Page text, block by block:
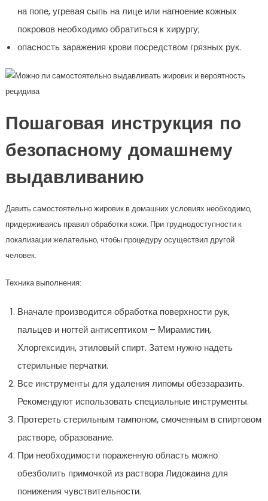
на попе, угревая сыпь на лице или нагноение кожных
покровов необходимо обратиться к хирургу;
опасность заражения крови посредством грязных рук.
Пошаговая инструкция по
безопасному домашнему
выдавливанию
Давить самостоятельно жировик в домашних условиях необходимо,
придерживаясь правил обработки кожи. При труднодоступности к
локализации желательно, чтобы процедуру осуществил другой
человек.
Техника выполнения:
Вначале производится обработка поверхности рук,
пальцев и ногтей антисептиком – Мирамистин,
Хлоргексидин, этиловый спирт. Затем нужно надеть
стерильные перчатки.
Все инструменты для удаления липомы обеззаразить.
Рекомендуют использовать специальные инструменты.
Протереть стерильным тампоном, смоченным в спиртовом
растворе, образование.
При необходимости пораженную область можно
обезболить примочкой из раствора Лидокаина для
понижения чувствительности.